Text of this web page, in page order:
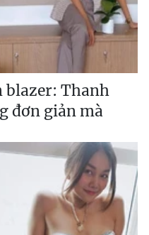
blazer: Thanh
đơn giản mà